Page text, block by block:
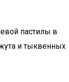
пастилы в
и тыквенных